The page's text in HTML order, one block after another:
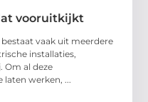
vooruitkijkt
vaak uit meerdere
installaties,
Om al deze
werken, ...